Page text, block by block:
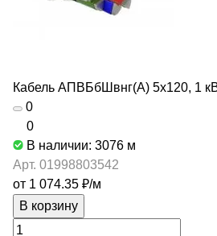
Кабель АПВБбШвнг(А) 5х120, 1
0
0
В наличии: 3076 м
Арт. 01998803542
от 1 074.35 ₽/м
В корзину